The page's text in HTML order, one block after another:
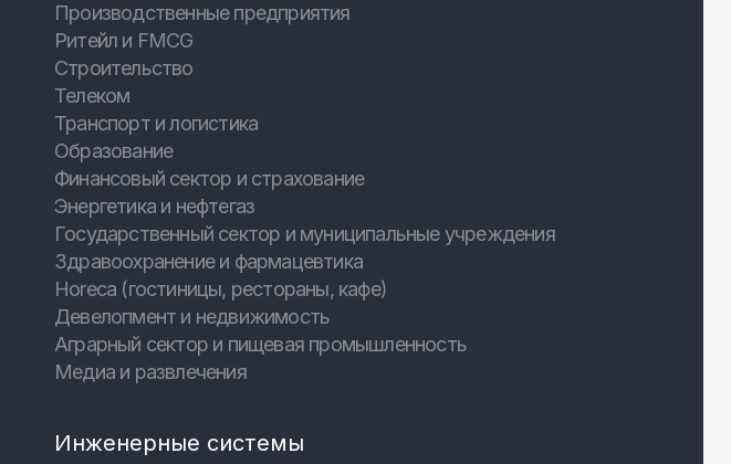
Производственные предприятия
Ритейл и FMCG
Строительство
Телеком
Транспорт и логистика
Образование
Финансовый сектор и страхование
Энергетика и нефтегаз
Государственный сектор и муниципальные учреждения
Здравоохранение и фармацевтика
Horeca (гостиницы, рестораны, кафе)
Девелопмент и недвижимость
Аграрный сектор и пищевая промышленность
Медиа и развлечения
Инженерные системы